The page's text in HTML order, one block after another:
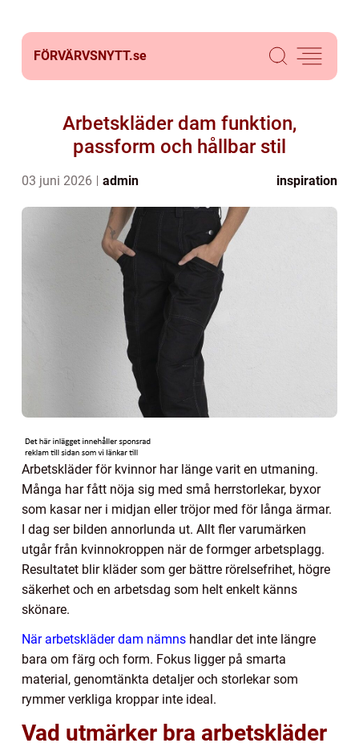
FÖRVÄRVSNYTT.se
Arbetskläder dam funktion,
passform och hållbar stil
03 juni 2026 admin inspiration
Arbetskläder för kvinnor har länge varit en utmaning.
Många har fått nöja sig med små herrstorlekar, byxor
som kasar ner i midjan eller tröjor med för långa ärmar.
I dag ser bilden annorlunda ut. Allt fler varumärken
utgår från kvinnokroppen när de formger arbetsplagg.
Resultatet blir kläder som ger bättre rörelsefrihet, högre
säkerhet och en arbetsdag som helt enkelt känns
skönare.
När arbetskläder dam nämns handlar det inte längre
bara om färg och form. Fokus ligger på smarta
material, genomtänkta detaljer och storlekar som
rymmer verkliga kroppar inte ideal.
Vad utmärker bra arbetskläder